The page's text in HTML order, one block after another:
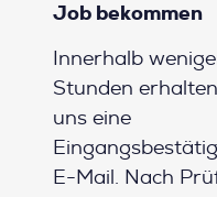
Job bekommen
Innerhalb
Stunden
uns eine
E-Mail. Nach